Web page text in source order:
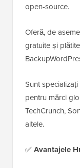
open-source.
Oferă, de
gratuite și
Sunt specializați
pentru mărci
TechCrunch,
altele.
✅Avantajele